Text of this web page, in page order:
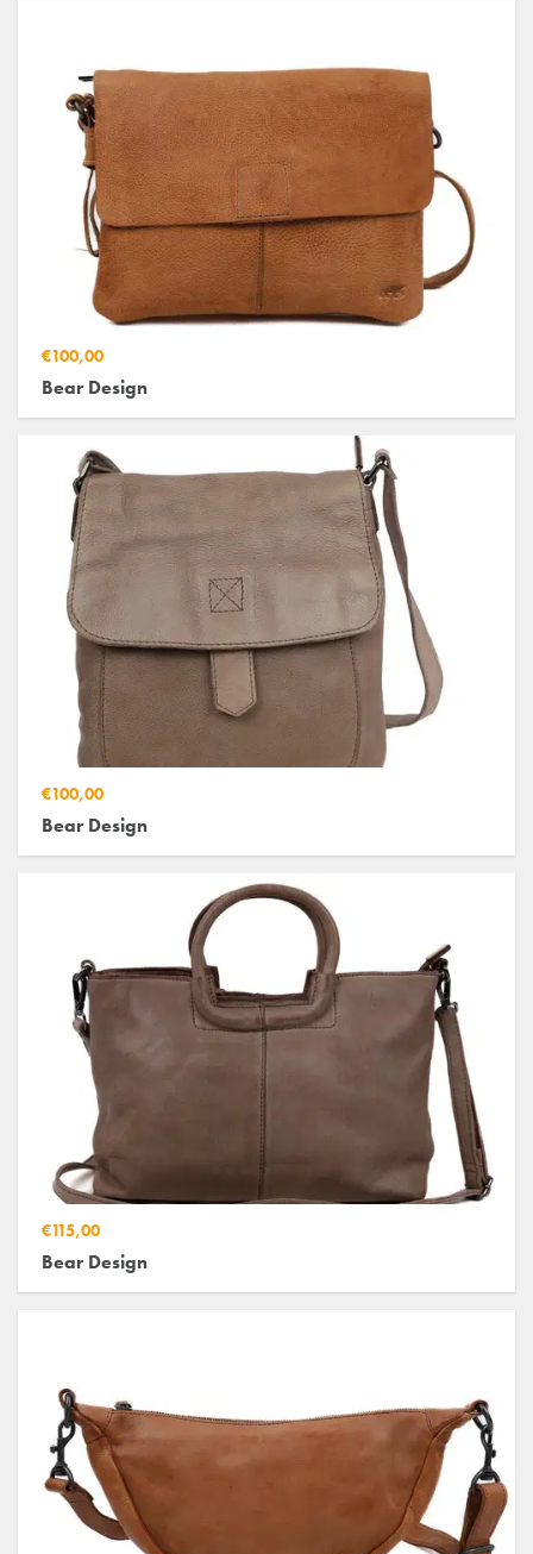
€100,00
Bear Design
€100,00
Bear Design
€115,00
Bear Design